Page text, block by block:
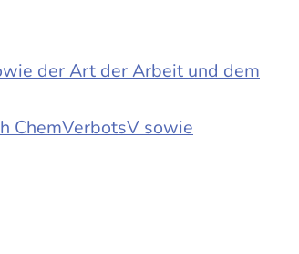
der Art der Arbeit und dem
ChemVerbotsV sowie